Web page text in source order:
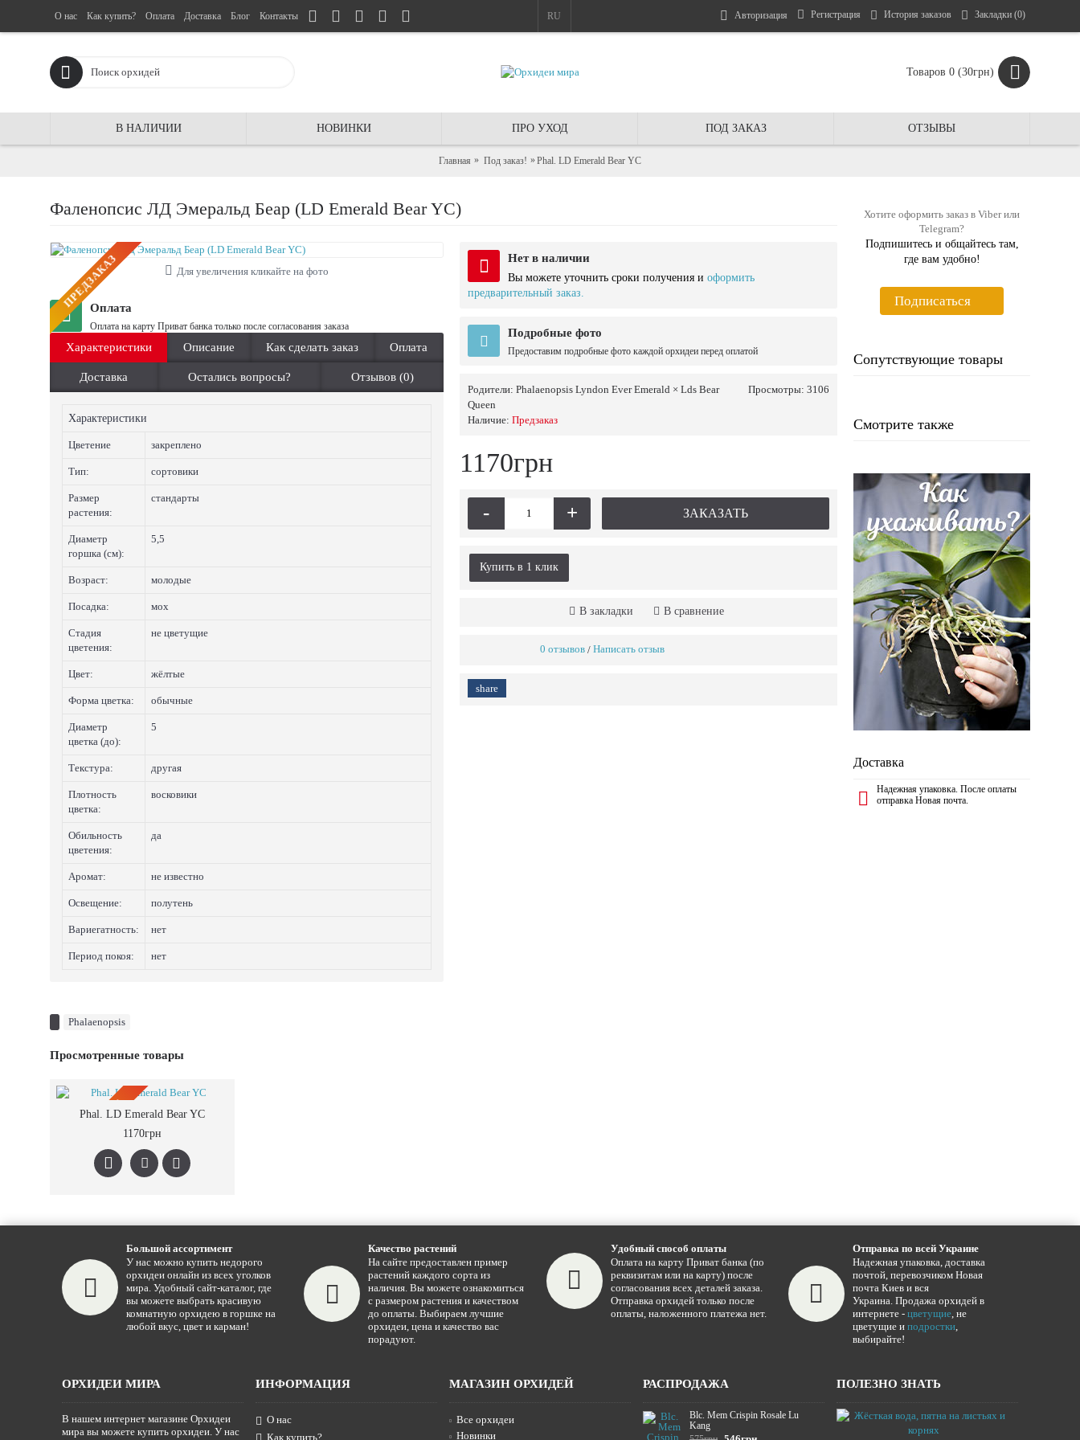
О нас Как купить? Оплата Доставка Блог Контакты RU Авторизация Регистрация История заказов Закладки (0)
Товаров 0 (30грн)
В НАЛИЧИИ НОВИНКИ ПРО УХОД ПОД ЗАКАЗ ОТЗЫВЫ
Главная Под заказ! Phal. LD Emerald Bear YC
Хотите оформить заказ в Viber или
Telegram?
Подпишитесь и общайтесь там,
где вам удобно!
Подписаться
Сопутствующие товары
Смотрите также
Доставка
Надежная упаковка. После оплаты
отправка Новая почта.
Фаленопсис ЛД Эмеральд Беар (LD Emerald Bear YC)
ПРЕДЗАКАЗ Для увеличения кликайте на фото
Оплата
Оплата на карту Приват банка только после согласования заказа
Характеристики Описание Как сделать заказ Оплата
Доставка Остались вопросы? Отзывов (0)
Характеристики
Цветение закреплено
Тип: сортовики
Размер
растения:
стандарты
Диаметр
горшка (см):
5,5
Возраст: молодые
Посадка: мох
Стадия
цветения:
не цветущие
Цвет: жёлтые
Форма цветка: обычные
Диаметр
цветка (до):
5
Текстура: другая
Плотность
цветка:
восковики
Обильность
цветения:
да
Аромат: не известно
Освещение: полутень
Вариегатность: нет
Период покоя: нет
Нет в наличии
Вы можете уточнить сроки получения и оформить
предварительный заказ.
Подробные фото
Предоставим подробные фото каждой орхидеи перед оплатой
Просмотры: 3106
Родители: Phalaenopsis Lyndon Ever Emerald × Lds Bear
Queen
Наличие: Предзаказ
1170грн
- + ЗАКАЗАТЬ
Купить в 1 клик
В закладки В сравнение
0 отзывов / Написать отзыв
share
Phalaenopsis
Просмотренные товары
ПРЕДЗАКАЗ
Phal. LD Emerald Bear YC
1170грн
Большой ассортимент
У нас можно купить недорого
орхидеи онлайн из всех уголков
мира. Удобный сайт-каталог, где
вы можете выбрать красивую
комнатную орхидею в горшке на
любой вкус, цвет и карман!
Качество растений
На сайте предоставлен пример
растений каждого сорта из
наличия. Вы можете ознакомиться
с размером растения и качеством
до оплаты. Выбираем лучшие
орхидеи, цена и качество вас
порадуют.
Удобный способ оплаты
Оплата на карту Приват банка (по
реквизитам или на карту) после
согласования всех деталей заказа.
Отправка орхидей только после
оплаты, наложенного платежа нет.
Отправка по всей Украине
Надежная упаковка, доставка
почтой, перевозчиком Новая
почта Киев и вся
Украина. Продажа орхидей в
интернете - цветущие, не
цветущие и подростки,
выбирайте!
ОРХИДЕИ МИРА
В нашем интернет магазине Орхидеи
мира вы можете купить орхидеи. У нас
ИНФОРМАЦИЯ
О нас
Как купить?
МАГАЗИН ОРХИДЕЙ
Все орхидеи
Новинки
РАСПРОДАЖА
Blc. Mem Crispin Rosale Lu
Kang
ПОЛЕЗНО ЗНАТЬ